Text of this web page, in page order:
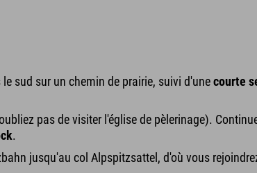
sud sur un chemin de prairie, suivi d'unecourte
pas de visiter l'église de pèlerinage).
.
jusqu'au col Alpspitzsattel, d'où vous